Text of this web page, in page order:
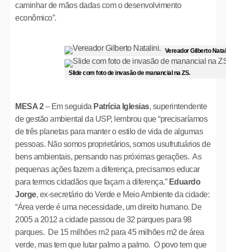
caminhar de mãos dadas com o desenvolvimento
econômico”.
Vereador Gilberto
Slide com foto de invasão de manancial na ZS.
MESA 2– Em seguida Patrícia Iglesias, superintendente
de gestão ambiental da USP, lembrou que “precisaríamos
de três planetas para manter o estilo de vida de algumas
pessoas. Não somos proprietários, somos usufrutuários de
bens ambientais, pensando nas próximas gerações. As
pequenas ações fazem a diferença, precisamos educar
para termos cidadãos que façam a diferença.” Eduardo
Jorge, ex-secretário do Verde e Meio Ambiente da cidade:
“Área verde é uma necessidade, um direito humano. De
2005 a 2012 a cidade passou de 32 parques para 98
parques. De 15 milhões m2 para 45 milhões m2 de área
verde, mas tem que lutar palmo a palmo. O povo tem que